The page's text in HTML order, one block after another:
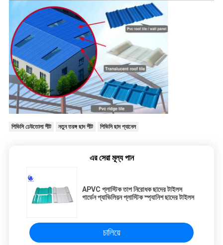
পিভিসি ঢেউতোলা শীট নতুন তরঙ্গ ছাদ শীট পিভিসি ছাদ প্যানেল
এর সেরা মূল্য পান
APVC প্লাস্টিক তাপ নিরোধক ছাদের টাইলস
গার্ডেন প্যাভিলিয়ন প্লাস্টিক স্প্যানিশ ছাদের টাইলস
চালিয়ে